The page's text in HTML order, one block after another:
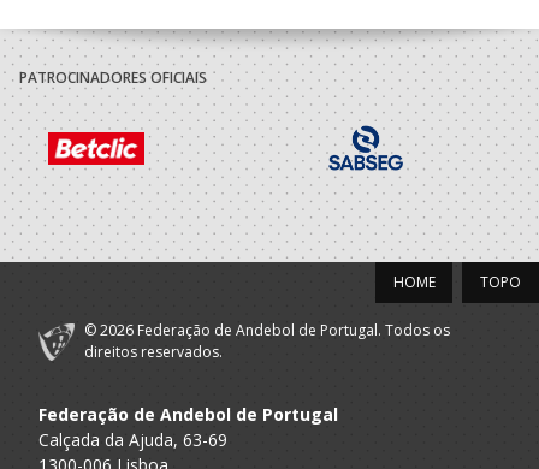
2020/21
A.A. Porto
GINASIO CLUBE
SANTO TIRSO
SUB-13 M / SUB-15 M
PATROCINADORES OFICIAIS
TOPO
HOME
© 2026 Federação de Andebol de Portugal. Todos os
direitos reservados.
Federação de Andebol de Portugal
Calçada da Ajuda, 63-69